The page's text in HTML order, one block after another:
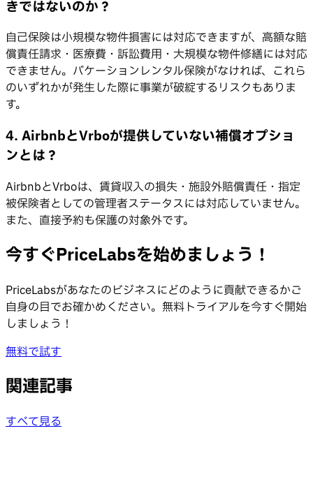
きではないのか？
自己保険は小規模な物件損害には対応できますが、高額な賠
償責任請求・医療費・訴訟費用・大規模な物件修繕には対応
できません。バケーションレンタル保険がなければ、これら
のいずれかが発生した際に事業が破綻するリスクもありま
す。
4. AirbnbとVrboが提供していない補償オプショ
ンとは？
AirbnbとVrboは、賃貸収入の損失・施設外賠償責任・指定
被保険者としての管理者ステータスには対応していません。
また、直接予約も保護の対象外です。
今すぐPriceLabsを始めましょう！
PriceLabsがあなたのビジネスにどのように貢献できるかご
自身の目でお確かめください。無料トライアルを今すぐ開始
しましょう！
無料で試す
関連記事
すべて見る